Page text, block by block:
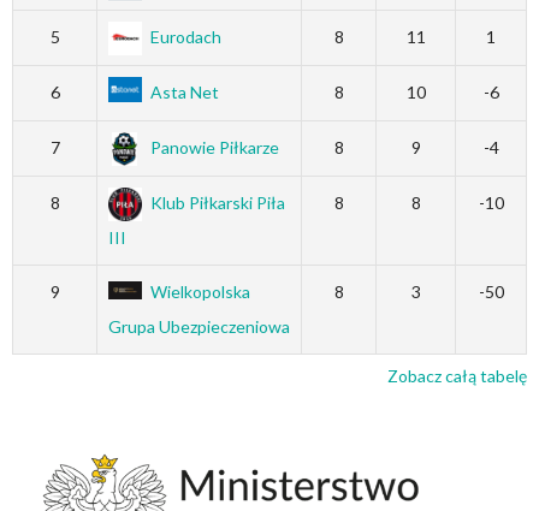
5 Eurodach 8 11 1
6 Asta Net 8 10 -6
7 Panowie Piłkarze 8 9 -4
8
Klub Piłkarski Piła
III
8 8 -10
9
Wielkopolska
Grupa Ubezpieczeniowa
8 3 -50
Zobacz całą tabelę